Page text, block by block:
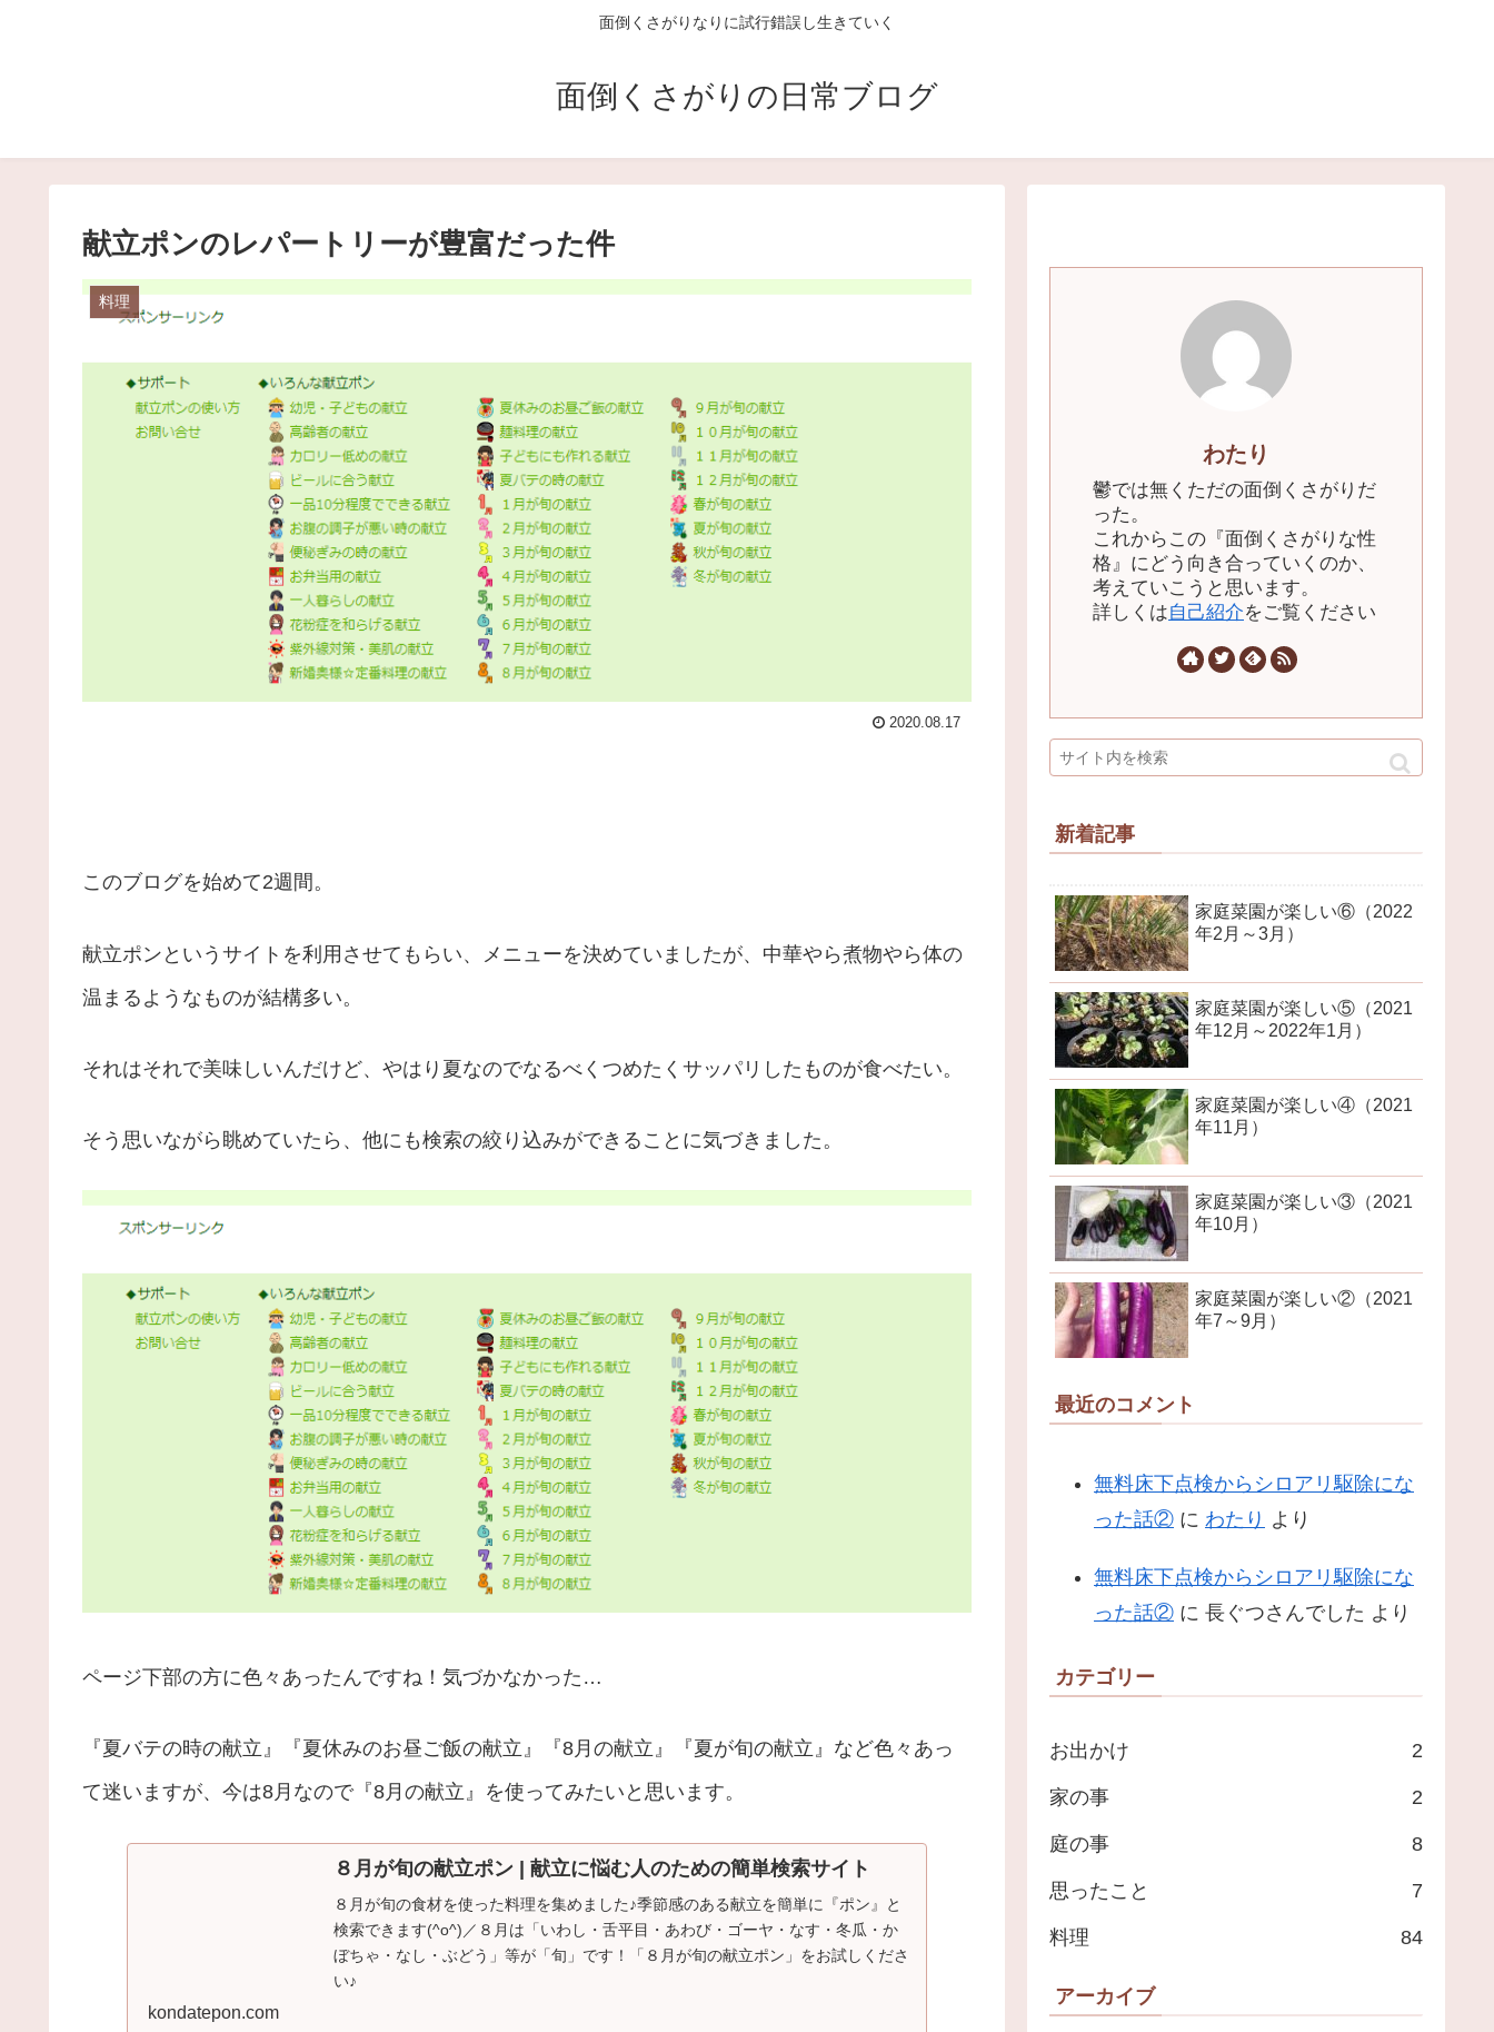
面倒くさがりなりに試行錯誤し生きていく
面倒くさがりの日常ブログ
献立ポンのレパートリーが豊富だった件
料理
2020.08.17
このブログを始めて2週間。
献立ポンというサイトを利用させてもらい、メニューを決めていましたが、中華やら煮物やら体の
温まるようなものが結構多い。
それはそれで美味しいんだけど、やはり夏なのでなるべくつめたくサッパリしたものが食べたい。
そう思いながら眺めていたら、他にも検索の絞り込みができることに気づきました。
ページ下部の方に色々あったんですね！気づかなかった…
『夏バテの時の献立』『夏休みのお昼ご飯の献立』『8月の献立』『夏が旬の献立』など色々あっ
て迷いますが、今は8月なので『8月の献立』を使ってみたいと思います。
８月が旬の献立ポン | 献立に悩む人のための簡単検索サイト
８月が旬の食材を使った料理を集めました♪季節感のある献立を簡単に『ポン』と
検索できます(^o^)／８月は「いわし・舌平目・あわび・ゴーヤ・なす・冬瓜・か
ぼちゃ・なし・ぶどう」等が「旬」です！「８月が旬の献立ポン」をお試しくださ
い♪
kondatepon.com
わたり
鬱では無くただの面倒くさがりだ
った。
これからこの『面倒くさがりな性
格』にどう向き合っていくのか、
考えていこうと思います。
詳しくは自己紹介をご覧ください
新着記事
家庭菜園が楽しい⑥（2022
年2月～3月）
家庭菜園が楽しい⑤（2021
年12月～2022年1月）
家庭菜園が楽しい④（2021
年11月）
家庭菜園が楽しい③（2021
年10月）
家庭菜園が楽しい②（2021
年7～9月）
最近のコメント
無料床下点検からシロアリ駆除にな
った話② に わたり より
無料床下点検からシロアリ駆除にな
った話② に 長ぐつさんでした より
カテゴリー
お出かけ 2
家の事 2
庭の事 8
思ったこと 7
料理 84
アーカイブ